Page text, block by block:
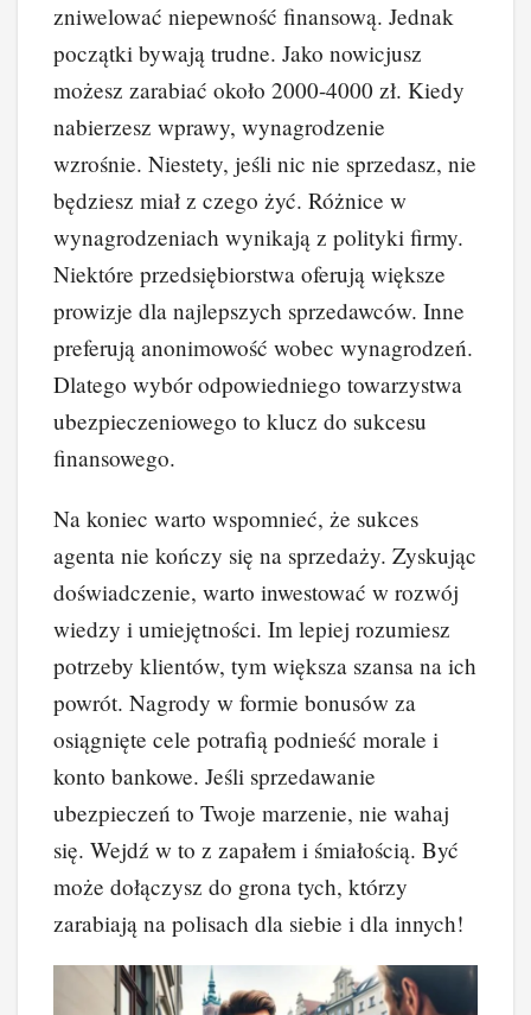
zniwelować niepewność finansową. Jednak
początki bywają trudne. Jako nowicjusz
możesz zarabiać około 2000-4000 zł. Kiedy
nabierzesz wprawy, wynagrodzenie
wzrośnie. Niestety, jeśli nic nie sprzedasz, nie
będziesz miał z czego żyć. Różnice w
wynagrodzeniach wynikają z polityki firmy.
Niektóre przedsiębiorstwa oferują większe
prowizje dla najlepszych sprzedawców. Inne
preferują anonimowość wobec wynagrodzeń.
Dlatego wybór odpowiedniego towarzystwa
ubezpieczeniowego to klucz do sukcesu
finansowego.
Na koniec warto wspomnieć, że sukces
agenta nie kończy się na sprzedaży. Zyskując
doświadczenie, warto inwestować w rozwój
wiedzy i umiejętności. Im lepiej rozumiesz
potrzeby klientów, tym większa szansa na ich
powrót. Nagrody w formie bonusów za
osiągnięte cele potrafią podnieść morale i
konto bankowe. Jeśli sprzedawanie
ubezpieczeń to Twoje marzenie, nie wahaj
się. Wejdź w to z zapałem i śmiałością. Być
może dołączysz do grona tych, którzy
zarabiają na polisach dla siebie i dla innych!